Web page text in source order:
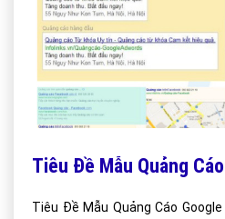
Tiêu Đề Mẫu Quảng
Tiêu Đề Mẫu Quảng Cáo